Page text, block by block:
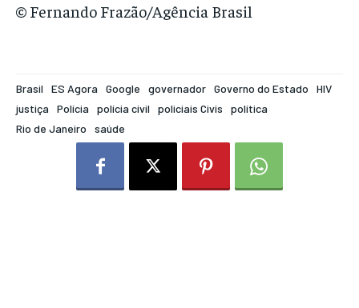
© Fernando Frazão/Agência Brasil
Brasil ES Agora Google governador Governo do Estado
HIV
justiça
Polícia polícia civil policiais Civis
política
Rio de Janeiro
saúde